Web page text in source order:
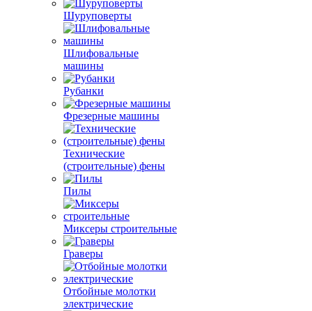
Шуруповерты
Шлифовальные
машины
Рубанки
Фрезерные машины
Технические
(строительные) фены
Пилы
Миксеры строительные
Граверы
Отбойные молотки
электрические